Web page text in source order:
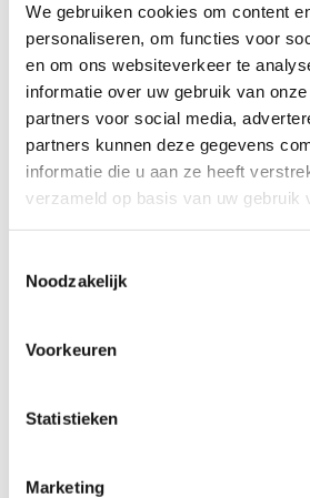
We gebruiken cookies om content
personaliseren, om functies voor
en om ons websiteverkeer te
informatie over uw gebruik van
partners voor social media,
partners kunnen deze gegevens
informatie die u aan ze heeft
verzameld op basis van uw gebruik
Noodzakelijk
Voorkeuren
Statistieken
Marketing
gelegen aan de Spoorstraat 1 in
voldoende parkeergelegenheid vinden.
beschikbaar bij café Stinne, gevestigd
Deze route is opgedeeld in drie
De kortste lus, met een lengte van 12
ruiters. De twee langere lussen, van
zowel geschikt voor ruiters als
Alle lussen bevinden zich voornamelijk
Spoorstraat